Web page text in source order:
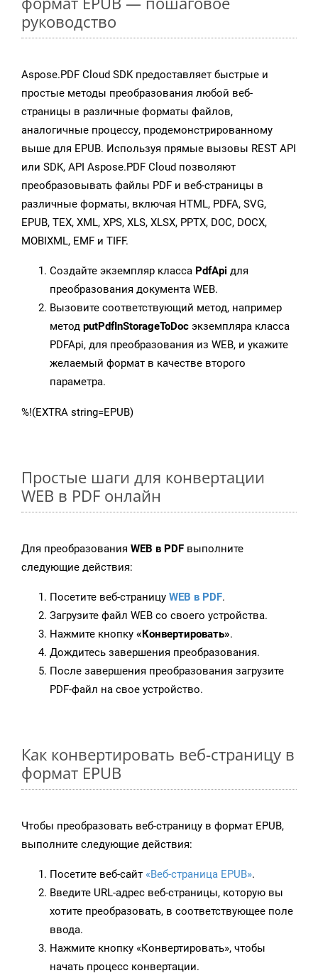
руководство
Aspose.PDF Cloud SDK предоставляет быстрые и
простые методы преобразования любой веб-
страницы в различные форматы файлов,
аналогичные процессу, продемонстрированному
выше для EPUB. Используя прямые вызовы REST API
или SDK, API Aspose.PDF Cloud позволяют
преобразовывать файлы PDF и веб-страницы в
различные форматы, включая HTML, PDFA, SVG,
EPUB, TEX, XML, XPS, XLS, XLSX, PPTX, DOC, DOCX,
MOBIXML, EMF и TIFF.
Создайте экземпляр класса PdfApi для
преобразования документа WEB.
Вызовите соответствующий метод, например
метод putPdfInStorageToDoc экземпляра класса
PDFApi, для преобразования из WEB, и укажите
желаемый формат в качестве второго
параметра.
%!(EXTRA string=EPUB)
Простые шаги для конвертации
WEB в PDF онлайн
Для преобразования WEB в PDF выполните
следующие действия:
Посетите веб-страницу WEB в PDF.
Загрузите файл WEB со своего устройства.
Нажмите кнопку «Конвертировать».
Дождитесь завершения преобразования.
После завершения преобразования загрузите
PDF-файл на свое устройство.
Как конвертировать веб-страницу в
формат EPUB
Чтобы преобразовать веб-страницу в формат EPUB,
выполните следующие действия:
Посетите веб-сайт «Веб-страница EPUB».
Введите URL-адрес веб-страницы, которую вы
хотите преобразовать, в соответствующее поле
ввода.
Нажмите кнопку «Конвертировать», чтобы
начать процесс конвертации.